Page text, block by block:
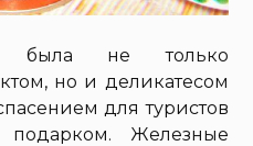
была не только
но и деликатесом
для туристов
Железные